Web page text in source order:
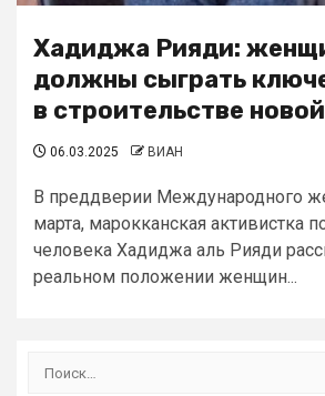
Хадиджа Рияди:
должны сыграть
в строительстве
06.03.2025 ВИАН
В преддверии Международного
марта, марокканская активистка
человека Хадиджа аль Рияди
реальном положении женщин...